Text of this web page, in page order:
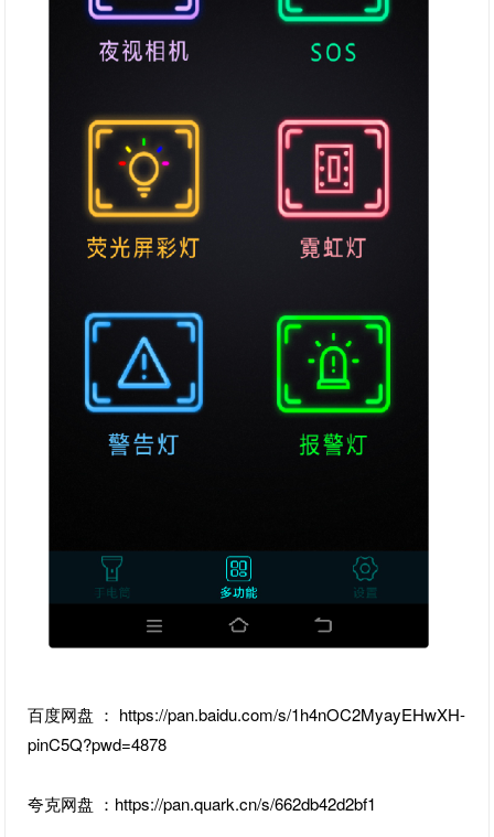
百度网盘 ： https://pan.baidu.com/s/1h4nOC2MyayEHwXH-
pinC5Q?pwd=4878
夸克网盘 ：https://pan.quark.cn/s/662db42d2bf1